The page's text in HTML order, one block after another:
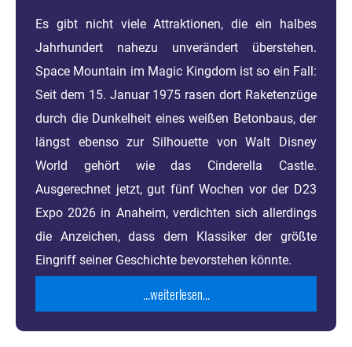
Es gibt nicht viele Attraktionen, die ein halbes
Jahrhundert nahezu unverändert überstehen.
Space Mountain im Magic Kingdom ist so ein Fall:
Seit dem 15. Januar 1975 rasen dort Raketenzüge
durch die Dunkelheit eines weißen Betonbaus, der
längst ebenso zur Silhouette von Walt Disney
World gehört wie das Cinderella Castle.
Ausgerechnet jetzt, gut fünf Wochen vor der D23
Expo 2026 in Anaheim, verdichten sich allerdings
die Anzeichen, dass dem Klassiker der größte
Eingriff seiner Geschichte bevorstehen könnte.
...weiterlesen...